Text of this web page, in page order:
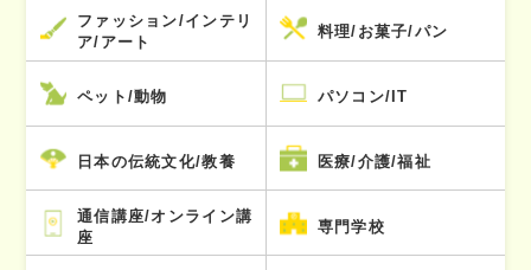
ファッション/インテリ
ア/アート
料理/お菓子/パン
ペット/動物 パソコン/IT
日本の伝統文化/教養 医療/介護/福祉
通信講座/オンライン講
座
専門学校